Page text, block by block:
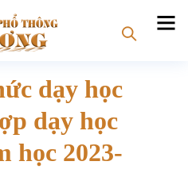
dạy học
dạy học
học 2023-